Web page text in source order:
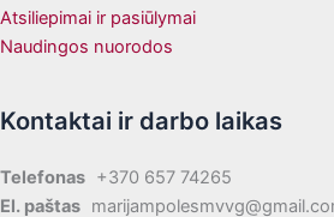
Atsiliepimai ir pasiūlymai
Naudingos nuorodos
Kontaktai ir darbo laikas
Telefonas +370 657 74265
El. paštas